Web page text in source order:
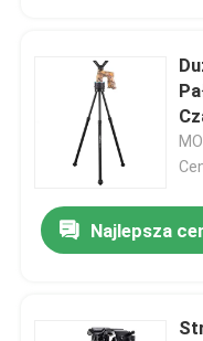
Najlepsza